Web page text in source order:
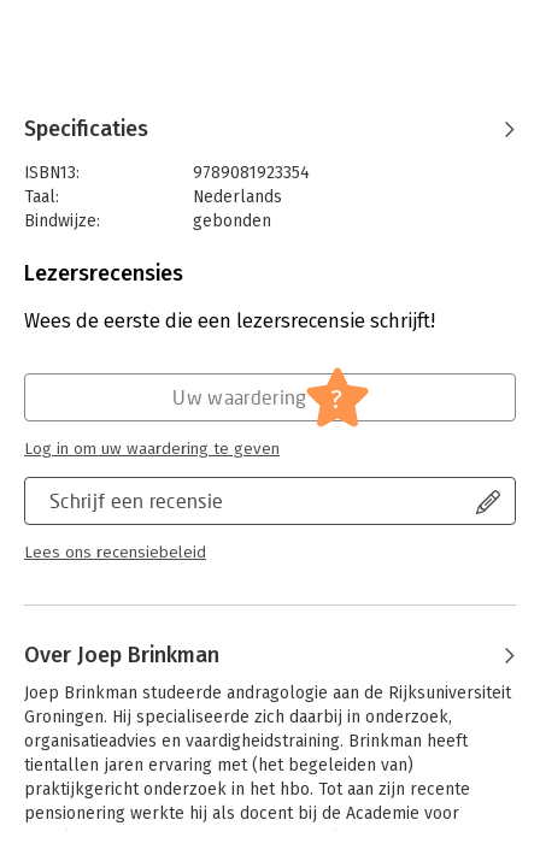
Specificaties
ISBN13:
9789081923354
Taal:
Nederlands
Bindwijze:
gebonden
Uitgever:
Verschijningsdatum:
1-7-2020
Lezersrecensies
Wees de eerste die een lezersrecensie schrijft!
Schrijf een recensie
Lees ons recensiebeleid
Uw waardering ?
Log in om uw waardering te geven
Over Joep Brinkman
Joep Brinkman studeerde andragologie aan de Rijksuniversiteit
Groningen. Hij specialiseerde zich daarbij in onderzoek,
organisatieadvies en vaardigheidstraining. Brinkman heeft
tientallen jaren ervaring met (het begeleiden van)
praktijkgericht onderzoek in het hbo. Tot aan zijn recente
pensionering werkte hij als docent bij de Academie voor